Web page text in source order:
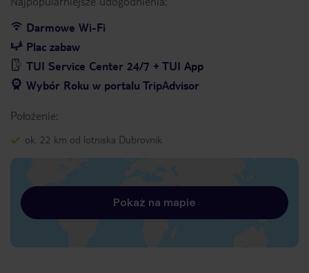
Darmowe Wi-Fi
Plac zabaw
TUI Service Center 24/7 + TUI App
Wybór Roku w portalu TripAdvisor
Położenie:
ok. 22 km od lotniska Dubrovnik
Pokaż na mapie